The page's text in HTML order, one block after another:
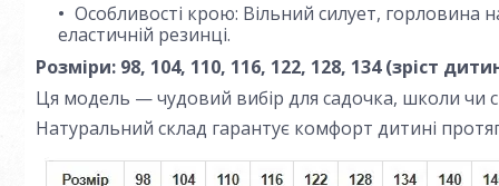
Особливості крою: Вільний силует, горловина
еластичній резинці.
Розміри: 98, 104, 110, 116, 122, 128, 134 (зріст
Ця модель — чудовий вибір для садочка, школи чи
Натуральний склад гарантує комфорт дитині